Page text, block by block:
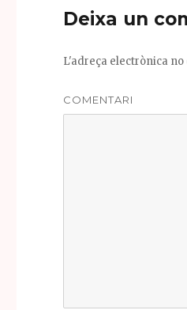
Deixa un
L'adreça electrònica
COMENTARI